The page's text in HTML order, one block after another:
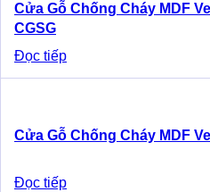
Cửa Gỗ Chống Cháy MDF
CGSG
Đọc tiếp
Cửa Gỗ Chống Cháy MDF
Đọc tiếp